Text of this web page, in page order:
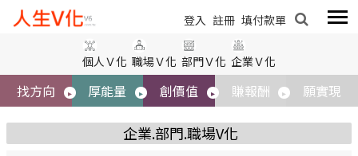
登入 註冊 填付款單
個人Ｖ化 職場Ｖ化 部門Ｖ化 企業Ｖ化
找方向 厚能量 創價值 賺報酬 願實現
企業.部門.職場V化
登入 註冊 填付款單
標題